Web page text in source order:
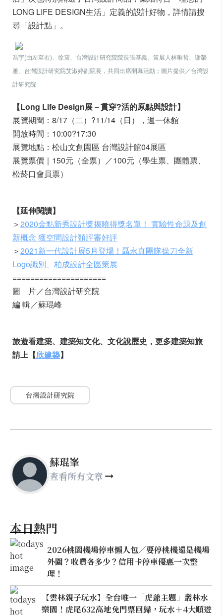
LONG LIFE DESIGN生活」定義的設計好物，詳情請搜
尋「設計點」。
馮宇(由左至右)、徐震、台灣設計研究院院長張基義、策展人林唯哲、謝榮
雅、台灣設計研究院艾淑婷副院長，共同出席開幕活動；圖片提供／台灣設
計研究院
【Long Life Design展－貫穿?活的原點與設計】
展覽期間：8/17（二）?11/14（日），週一休館
開放時間：10:00?17:30
展覽地點：松山文創園區 台灣設計館04展區
展覽票價｜150元（全票）／100元（學生票、團體票、
松菸口會員票）
【延伸閱讀】
＞2020金點新秀設計獎揭曉得獎名單！ 實驗性命題及創
新概念 獲空間設計類評審好評
＞2021新一代設計展5月登場！聶永真團隊操刀全新
Logo識別、柏成設計全區策展
=====================
圖 片／台灣設計研究院
編 輯／蘇琨峰
旅遊看建築、建築知文化、文化說歷史，更多建築知旅
請上【欣建築】
台灣設計研究院
蘇琨峯
查看所有文章
本日熱門
2026桃園機場停車懶人包／要停桃機還是機場
外圍？收費各多少？信用卡停車優惠一次整
理！
【雲林親子玩水】全台唯一「虎爺主題」叢林水
樂園！虎尾632高地免門票回歸，玩水＋4大順遊